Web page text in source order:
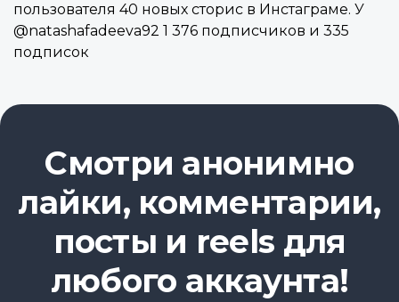
пользователя 40 новых сторис в Инстаграме. У
@natashafadeeva92 1 376 подписчиков и 335
подписок
Смотри анонимно
лайки, комментарии,
посты и reels для
любого аккаунта!